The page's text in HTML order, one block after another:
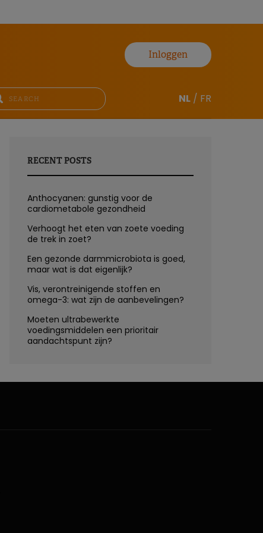
Inloggen
NL / FR
RECENT POSTS
Anthocyanen: gunstig voor de
cardiometabole gezondheid
Verhoogt het eten van zoete voeding
de trek in zoet?
Een gezonde darmmicrobiota is goed,
maar wat is dat eigenlijk?
Vis, verontreinigende stoffen en
omega-3: wat zijn de aanbevelingen?
Moeten ultrabewerkte
voedingsmiddelen een prioritair
aandachtspunt zijn?